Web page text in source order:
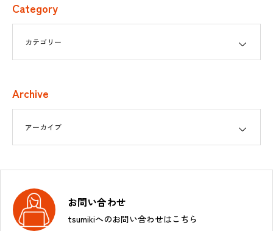
Category
Archive
お問い合わせ
tsumikiへのお問い合わせはこちら